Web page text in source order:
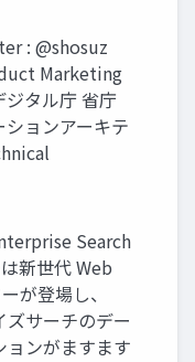
: @shosuz
Marketing
タル庁 省庁
ョンアーキテ
Search
新世代 Web
が登場し、
サーチのデー
ョンがますます